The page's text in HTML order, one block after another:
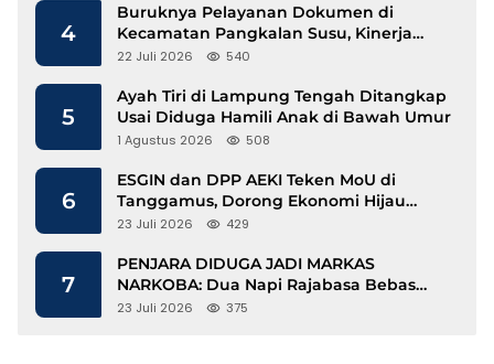
4
Buruknya Pelayanan Dokumen di
Kecamatan Pangkalan Susu, Kinerja
Disdukcapil Langkat Disorot
22 Juli 2026 540
5
Ayah Tiri di Lampung Tengah Ditangkap
Usai Diduga Hamili Anak di Bawah Umur
1 Agustus 2026 508
6
ESGIN dan DPP AEKI Teken MoU di
Tanggamus, Dorong Ekonomi Hijau
Berbasis Kopi dan Perdagangan Karbon
23 Juli 2026 429
7
PENJARA DIDUGA JADI MARKAS
NARKOBA: Dua Napi Rajabasa Bebas
Gunakan HP, Muncul Dugaan
23 Juli 2026 375